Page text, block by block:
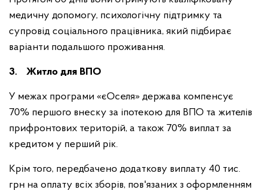
медичну допомогу, психологічну підтримку та
супровід соціального працівника, який підбирає
варіанти подальшого проживання.
3. Житло для ВПО
У межах програми «єОселя» держава компенсує
70% першого внеску за іпотекою для ВПО та жителів
прифронтових територій, а також 70% виплат за
кредитом у перший рік.
Крім того, передбачено додаткову виплату 40 тис.
грн на оплату всіх зборів, пов'язаних з оформленням